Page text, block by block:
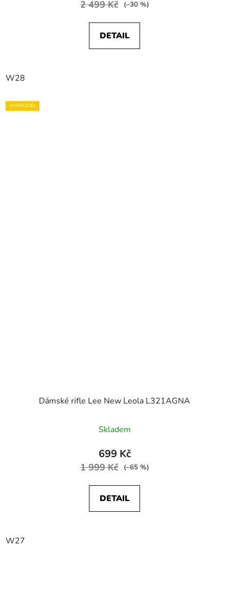
2 499 Kč (–30 %)
DETAIL
W28
VÝPRODEJ
Dámské rifle Lee New Leola L321AGNA
Skladem
699 Kč
1 999 Kč (–65 %)
DETAIL
W27